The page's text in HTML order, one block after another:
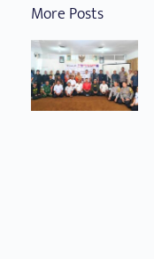
More Posts